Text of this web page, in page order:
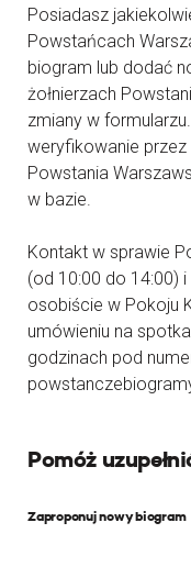
Posiadasz
Powstańcach
biogram lub dodać
żołnierzach
zmiany w
weryfikowanie
Powstania
w bazie.
Kontakt w sprawie
(od 10:00 do 14:00)
osobiście w Pokoju
umówieniu na
godzinach pod
Pomóż
Zaproponuj nowy biogram